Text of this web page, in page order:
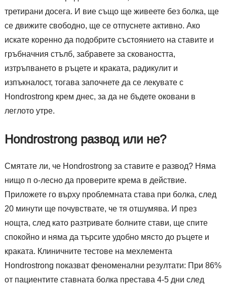
третирани досега. И вие също ще живеете без болка, ще
се движите свободно, ще се отпуснете активно. Ако
искате коренно да подобрите състоянието на ставите и
гръбначния стълб, забравете за сковаността,
изтръпването в ръцете и краката, радикулит и
изпъкналост, тогава започнете да се лекувате с
Hondrostrong крем днес, за да не бъдете оковани в
леглото утре.
Hondrostrong развод или не?
Смятате ли, че Hondrostrong за ставите е развод? Няма
нищо п о-лесно да проверите крема в действие.
Приложете го върху проблемната става при болка, след
20 минути ще почувствате, че тя отшумява. И през
нощта, след като разтривате болните стави, ще спите
спокойно и няма да търсите удобно място до ръцете и
краката. Клиничните тестове на мехлемента
Hondrostrong показват феноменални резултати: При 86%
от пациентите ставната болка престава 4-5 дни след